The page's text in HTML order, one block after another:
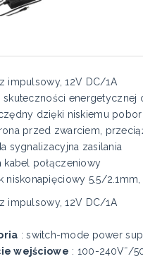
impulsowy, 12V DC/1A
skuteczności energetycznej
dzięki niskiemu
przed zwarciem,
sygnalizacyjna zasilania
kabel połączeniowy
niskonapięciowy 5.5/
impulsowy, 12V DC/1A
: switch-mode power
wejściowe : 100-240V˜/